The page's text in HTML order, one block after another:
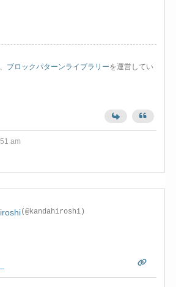
ブロックパターンライブラリーを運営してい
am
(@kandahiroshi)